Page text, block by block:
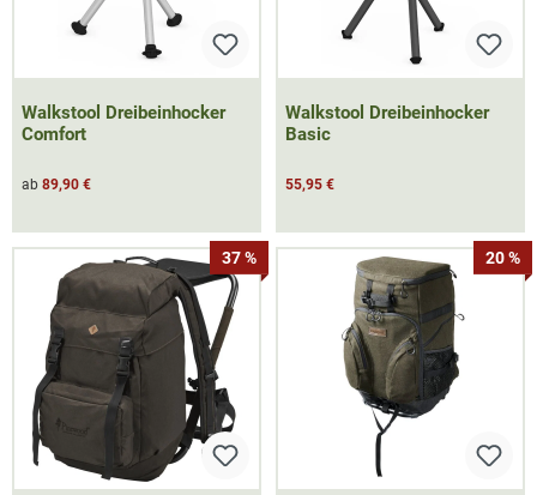
Walkstool Dreibeinhocker
Comfort
ab 89,90 €
Walkstool Dreibeinhocker
Basic
55,95 €
37 % 20 %